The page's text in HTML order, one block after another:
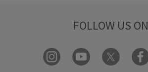
FOLLOW US ON